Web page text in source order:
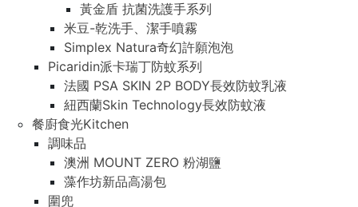
黃金盾 抗菌洗護手系列
米豆-乾洗手、潔手噴霧
Simplex Natura奇幻許願泡泡
Picaridin派卡瑞丁防蚊系列
法國 PSA SKIN 2P BODY長效防蚊乳液
紐西蘭Skin Technology長效防蚊液
餐廚食光Kitchen
調味品
澳洲 MOUNT ZERO 粉湖鹽
藻作坊新品高湯包
圍兜